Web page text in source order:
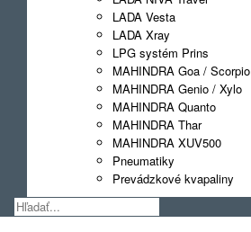
LADA Vesta
LADA Xray
LPG systém Prins
MAHINDRA Goa / Scorpio
MAHINDRA Genio / Xylo
MAHINDRA Quanto
MAHINDRA Thar
MAHINDRA XUV500
Pneumatiky
Prevádzkové kvapaliny